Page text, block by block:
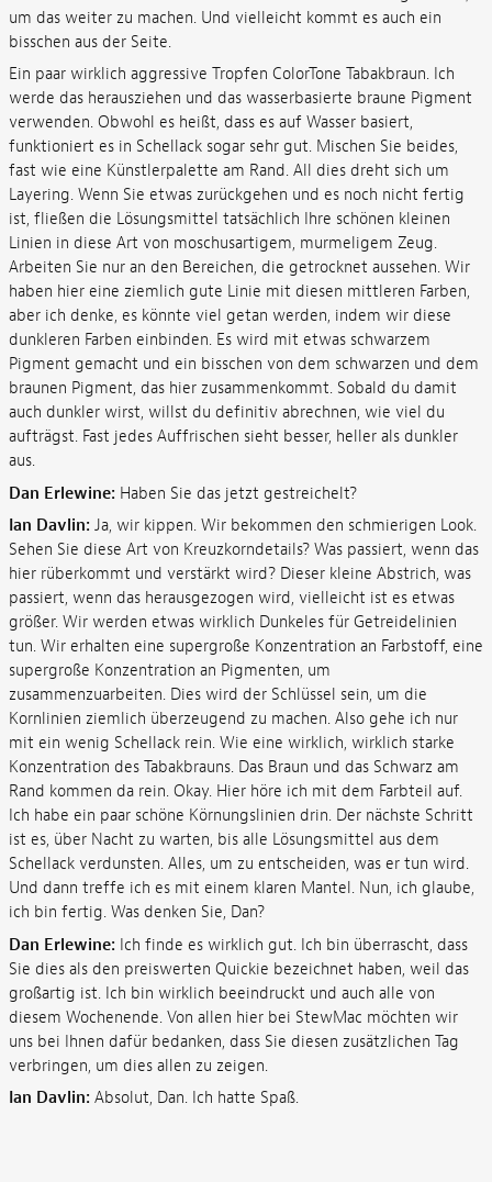
um das weiter zu machen. Und vielleicht kommt es auch ein
bisschen aus der Seite.
Ein paar wirklich aggressive Tropfen ColorTone Tabakbraun. Ich
werde das herausziehen und das wasserbasierte braune Pigment
verwenden. Obwohl es heißt, dass es auf Wasser basiert,
funktioniert es in Schellack sogar sehr gut. Mischen Sie beides,
fast wie eine Künstlerpalette am Rand. All dies dreht sich um
Layering. Wenn Sie etwas zurückgehen und es noch nicht fertig
ist, fließen die Lösungsmittel tatsächlich Ihre schönen kleinen
Linien in diese Art von moschusartigem, murmeligem Zeug.
Arbeiten Sie nur an den Bereichen, die getrocknet aussehen. Wir
haben hier eine ziemlich gute Linie mit diesen mittleren Farben,
aber ich denke, es könnte viel getan werden, indem wir diese
dunkleren Farben einbinden. Es wird mit etwas schwarzem
Pigment gemacht und ein bisschen von dem schwarzen und dem
braunen Pigment, das hier zusammenkommt. Sobald du damit
auch dunkler wirst, willst du definitiv abrechnen, wie viel du
aufträgst. Fast jedes Auffrischen sieht besser, heller als dunkler
aus.
Dan Erlewine: Haben Sie das jetzt gestreichelt?
Ian Davlin: Ja, wir kippen. Wir bekommen den schmierigen Look.
Sehen Sie diese Art von Kreuzkorndetails? Was passiert, wenn das
hier rüberkommt und verstärkt wird? Dieser kleine Abstrich, was
passiert, wenn das herausgezogen wird, vielleicht ist es etwas
größer. Wir werden etwas wirklich Dunkeles für Getreidelinien
tun. Wir erhalten eine supergroße Konzentration an Farbstoff, eine
supergroße Konzentration an Pigmenten, um
zusammenzuarbeiten. Dies wird der Schlüssel sein, um die
Kornlinien ziemlich überzeugend zu machen. Also gehe ich nur
mit ein wenig Schellack rein. Wie eine wirklich, wirklich starke
Konzentration des Tabakbrauns. Das Braun und das Schwarz am
Rand kommen da rein. Okay. Hier höre ich mit dem Farbteil auf.
Ich habe ein paar schöne Körnungslinien drin. Der nächste Schritt
ist es, über Nacht zu warten, bis alle Lösungsmittel aus dem
Schellack verdunsten. Alles, um zu entscheiden, was er tun wird.
Und dann treffe ich es mit einem klaren Mantel. Nun, ich glaube,
ich bin fertig. Was denken Sie, Dan?
Dan Erlewine: Ich finde es wirklich gut. Ich bin überrascht, dass
Sie dies als den preiswerten Quickie bezeichnet haben, weil das
großartig ist. Ich bin wirklich beeindruckt und auch alle von
diesem Wochenende. Von allen hier bei StewMac möchten wir
uns bei Ihnen dafür bedanken, dass Sie diesen zusätzlichen Tag
verbringen, um dies allen zu zeigen.
Ian Davlin: Absolut, Dan. Ich hatte Spaß.